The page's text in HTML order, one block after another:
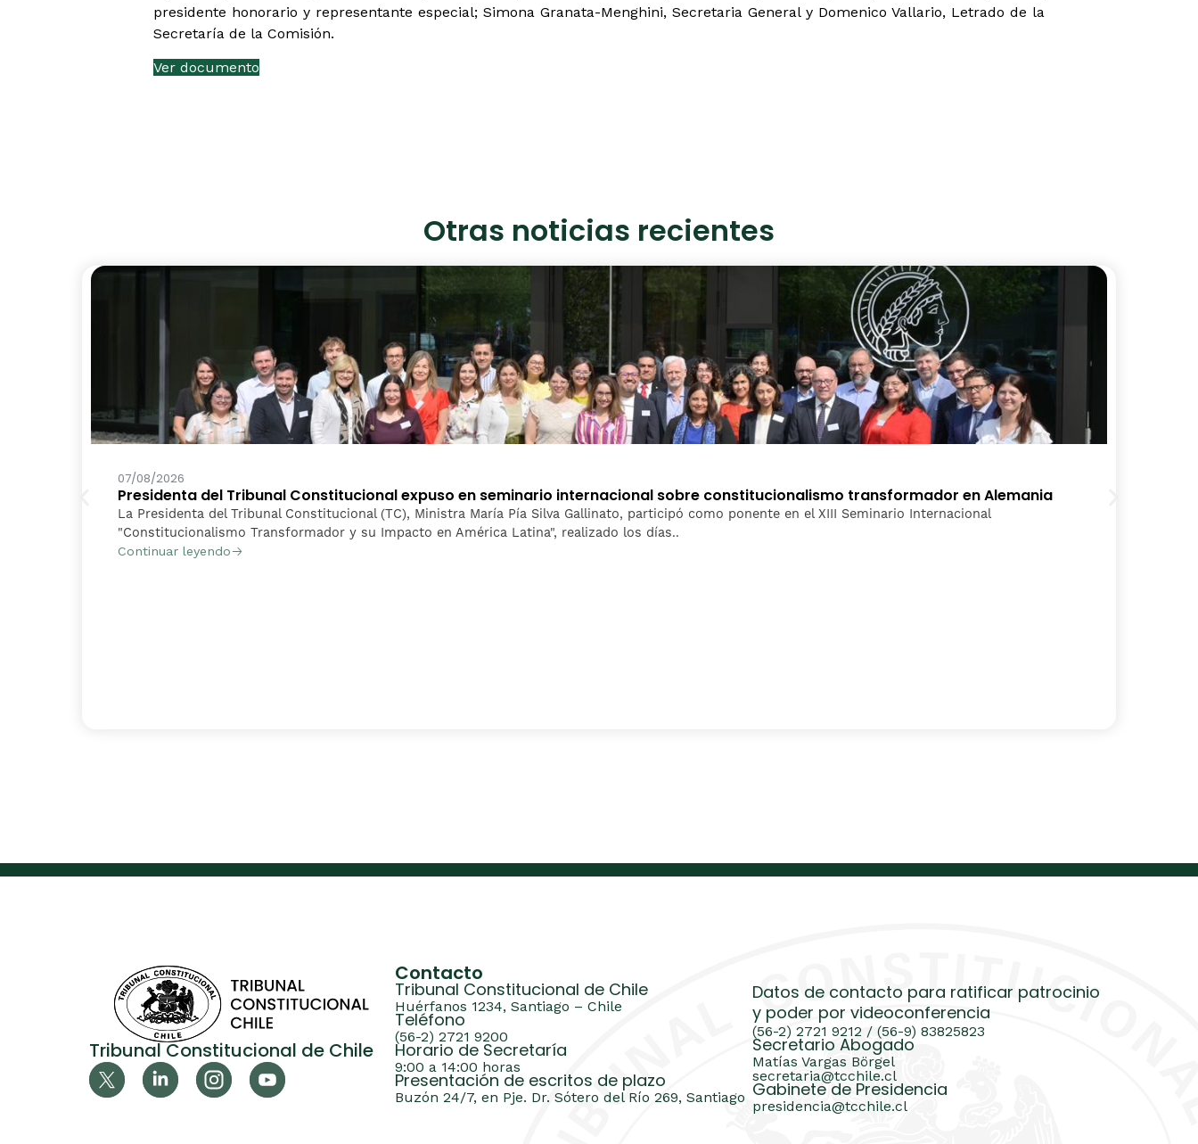
presidente honorario y representante especial; Simona Granata-Menghini, Secretaria General y Domenico Vallario, Letrado de la
Secretaría de la Comisión.
Ver documento
Otras noticias recientes
07/08/2026
Presidenta del Tribunal Constitucional expuso en seminario internacional sobre constitucionalismo transformador en Alemania
La Presidenta del Tribunal Constitucional (TC), Ministra María Pía Silva Gallinato, participó como ponente en el XIII Seminario Internacional
"Constitucionalismo Transformador y su Impacto en América Latina", realizado los días..
Continuar leyendo
Tribunal Constitucional de Chile
Contacto
Tribunal Constitucional de Chile
Huérfanos 1234, Santiago – Chile
Teléfono
(56-2) 2721 9200
Horario de Secretaría
9:00 a 14:00 horas
Presentación de escritos de plazo
Buzón 24/7, en Pje. Dr. Sótero del Río 269, Santiago
Datos de contacto para ratificar patrocinio
y poder por videoconferencia
(56-2) 2721 9212 / (56-9) 83825823
Secretario Abogado
Matías Vargas Börgel
secretaria@tcchile.cl
Gabinete de Presidencia
presidencia@tcchile.cl